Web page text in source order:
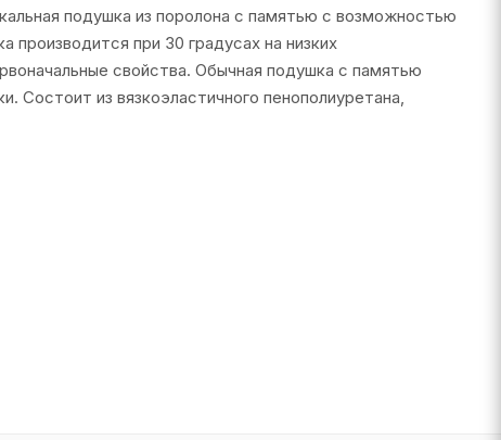
подушка из поролона с памятью с возможностью
при 30 градусах на низких
свойства. Обычная подушка с памятью
Состоит из вязкоэластичного пенополиуретана,